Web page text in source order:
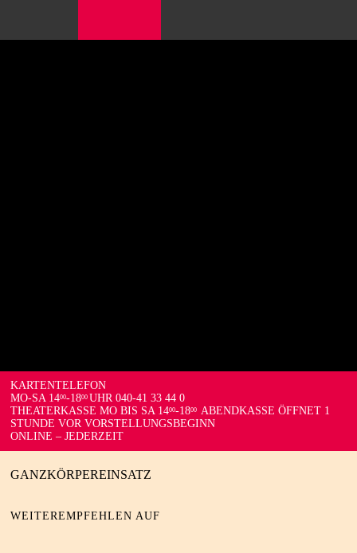
KARTENTELEFON
MO-SA 1400-1800 UHR 040-41 33 44 0
THEATERKASSE MO BIS SA 1400-1800 ABENDKASSE ÖFFNET 1
STUNDE VOR VORSTELLUNGSBEGINN
ONLINE – JEDERZEIT
GANZKÖRPEREINSATZ
WEITEREMPFEHLEN AUF